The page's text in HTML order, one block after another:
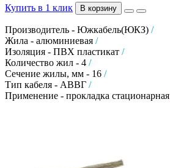
Купить в 1 клик В корзину
Производитель - Южкабель(ЮКЗ) /
Жила - алюминиевая /
Изоляция - ПВХ пластикат /
Количество жил - 4 /
Сечение жилы, мм - 16 /
Тип кабеля - АВВГ /
Применение - прокладка стационарная